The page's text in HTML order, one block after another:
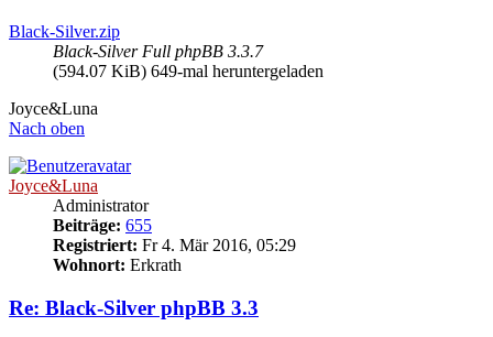
Black-Silver.zip
Black-Silver Full phpBB 3.3.7
(594.07 KiB) 649-mal heruntergeladen
Joyce&Luna
Nach oben
Joyce&Luna
Administrator
Beiträge: 655
Registriert: Fr 4. Mär 2016, 05:29
Wohnort: Erkrath
Re: Black-Silver phpBB 3.3